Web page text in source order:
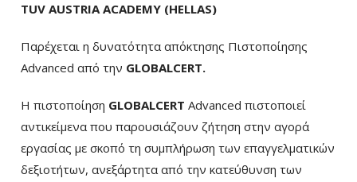
TUV AUSTRIA ACADEMY (HELLAS)
Παρέχεται η δυνατότητα απόκτησης Πιστοποίησης
Advanced από την GLOBALCERT.
Η πιστοποίηση GLOBALCERT Advanced πιστοποιεί
αντικείμενα που παρουσιάζουν ζήτηση στην αγορά
εργασίας με σκοπό τη συμπλήρωση των επαγγελματικών
δεξιοτήτων, ανεξάρτητα από την κατεύθυνση των